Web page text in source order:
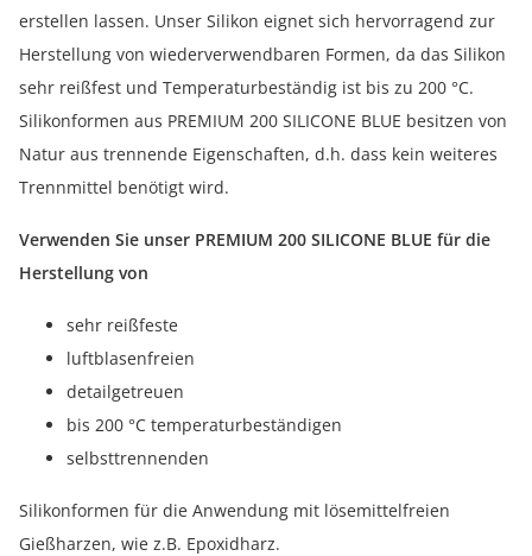
erstellen lassen. Unser Silikon eignet sich hervorragend zur
Herstellung von wiederverwendbaren Formen, da das Silikon
sehr reißfest und Temperaturbeständig ist bis zu 200 °C.
Silikonformen aus PREMIUM 200 SILICONE BLUE besitzen von
Natur aus trennende Eigenschaften, d.h. dass kein weiteres
Trennmittel benötigt wird.
Verwenden Sie unser PREMIUM 200 SILICONE BLUE für die
Herstellung von
sehr reißfeste
luftblasenfreien
detailgetreuen
bis 200 °C temperaturbeständigen
selbsttrennenden
Silikonformen für die Anwendung mit lösemittelfreien
Gießharzen, wie z.B. Epoxidharz.